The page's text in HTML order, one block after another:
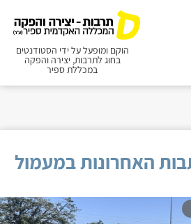
הוקם ומופעל על ידי הסטודנטים
בחוג לתרבות, יצירה והפקה
במכללת ספיר
האחרונות במעמול